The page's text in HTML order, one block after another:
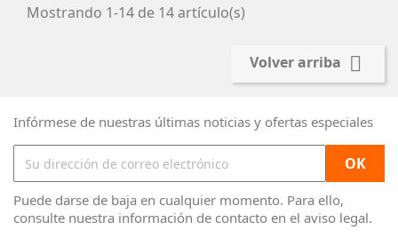
Mostrando 1-14 de 14 artículo(s)
Volver arriba 
Infórmese de nuestras últimas noticias y ofertas especiales
Puede darse de baja en cualquier momento. Para ello,
consulte nuestra información de contacto en el aviso legal.